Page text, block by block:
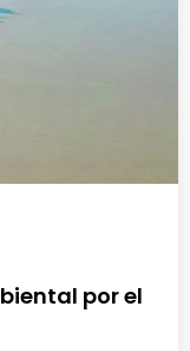
por el